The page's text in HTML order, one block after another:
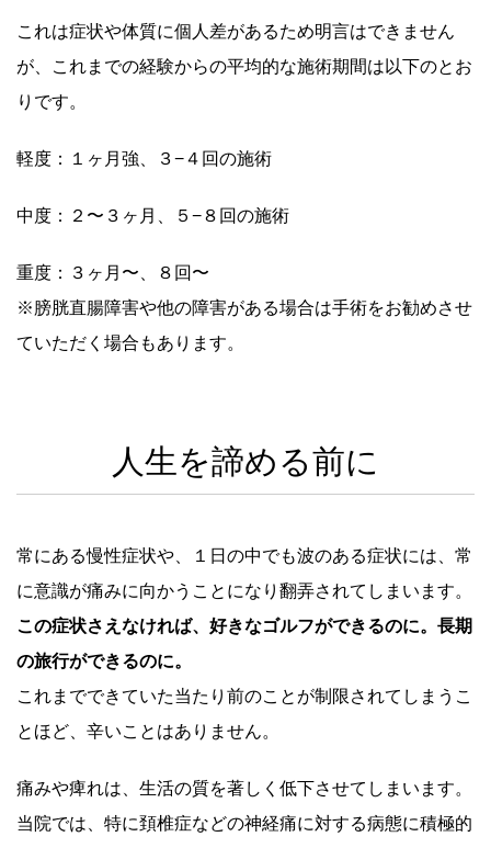
これは症状や体質に個人差があるため明言はできません
が、これまでの経験からの平均的な施術期間は以下のとお
りです。
軽度：１ヶ月強、３−４回の施術
中度：２〜３ヶ月、５−８回の施術
重度：３ヶ月〜、８回〜
※膀胱直腸障害や他の障害がある場合は手術をお勧めさせ
ていただく場合もあります。
人生を諦める前に
常にある慢性症状や、１日の中でも波のある症状には、常
に意識が痛みに向かうことになり翻弄されてしまいます。
この症状さえなければ、好きなゴルフができるのに。長期
の旅行ができるのに。
これまでできていた当たり前のことが制限されてしまうこ
とほど、辛いことはありません。
痛みや痺れは、生活の質を著しく低下させてしまいます。
当院では、特に頚椎症などの神経痛に対する病態に積極的